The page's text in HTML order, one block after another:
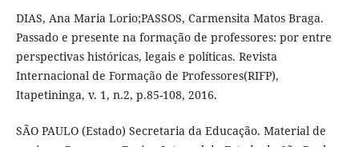
DIAS, Ana Maria Lorio;PASSOS, Carmensita Matos Braga.
Passado e presente na formação de professores: por entre
perspectivas históricas, legais e políticas. Revista
Internacional de Formação de Professores(RIFP),
Itapetininga, v. 1, n.2, p.85-108, 2016.
SÃO PAULO (Estado) Secretaria da Educação. Material de